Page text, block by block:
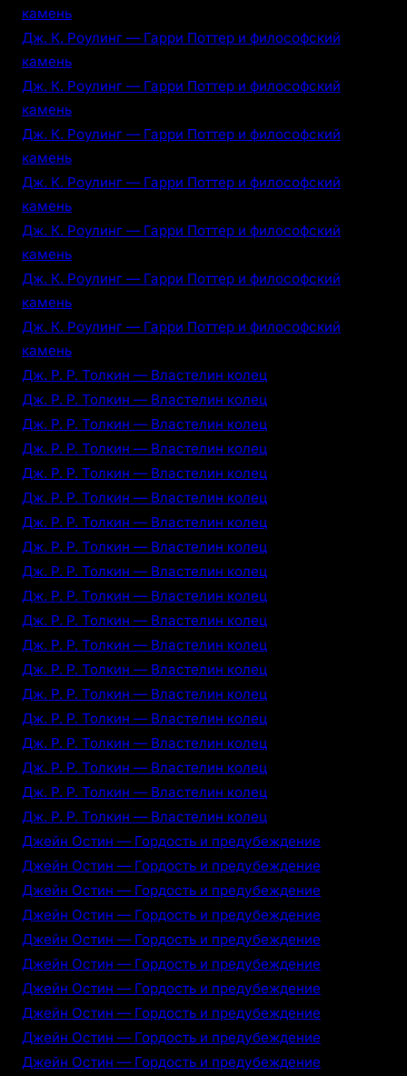
камень
Дж. К. Роулинг — Гарри Поттер и философский
камень
Дж. К. Роулинг — Гарри Поттер и философский
камень
Дж. К. Роулинг — Гарри Поттер и философский
камень
Дж. К. Роулинг — Гарри Поттер и философский
камень
Дж. К. Роулинг — Гарри Поттер и философский
камень
Дж. К. Роулинг — Гарри Поттер и философский
камень
Дж. К. Роулинг — Гарри Поттер и философский
камень
Дж. Р. Р. Толкин — Властелин колец
Дж. Р. Р. Толкин — Властелин колец
Дж. Р. Р. Толкин — Властелин колец
Дж. Р. Р. Толкин — Властелин колец
Дж. Р. Р. Толкин — Властелин колец
Дж. Р. Р. Толкин — Властелин колец
Дж. Р. Р. Толкин — Властелин колец
Дж. Р. Р. Толкин — Властелин колец
Дж. Р. Р. Толкин — Властелин колец
Дж. Р. Р. Толкин — Властелин колец
Дж. Р. Р. Толкин — Властелин колец
Дж. Р. Р. Толкин — Властелин колец
Дж. Р. Р. Толкин — Властелин колец
Дж. Р. Р. Толкин — Властелин колец
Дж. Р. Р. Толкин — Властелин колец
Дж. Р. Р. Толкин — Властелин колец
Дж. Р. Р. Толкин — Властелин колец
Дж. Р. Р. Толкин — Властелин колец
Дж. Р. Р. Толкин — Властелин колец
Джейн Остин — Гордость и предубеждение
Джейн Остин — Гордость и предубеждение
Джейн Остин — Гордость и предубеждение
Джейн Остин — Гордость и предубеждение
Джейн Остин — Гордость и предубеждение
Джейн Остин — Гордость и предубеждение
Джейн Остин — Гордость и предубеждение
Джейн Остин — Гордость и предубеждение
Джейн Остин — Гордость и предубеждение
Джейн Остин — Гордость и предубеждение